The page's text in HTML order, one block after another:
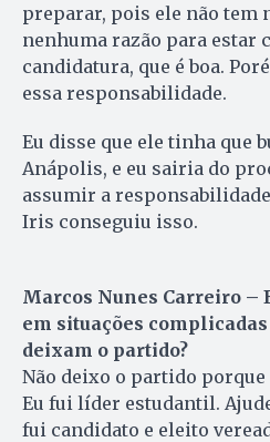
preparar, pois ele não tem
nenhuma razão para estar
candidatura, que é boa.
essa responsabilidade.
Eu disse que ele tinha que
Anápolis, e eu sairia do
assumir a
Iris conseguiu isso.
Marcos Nunes Carreiro –
em situações
deixam o partido?
Não deixo o partido
Eu fui líder estudantil.
fui candidato e eleito